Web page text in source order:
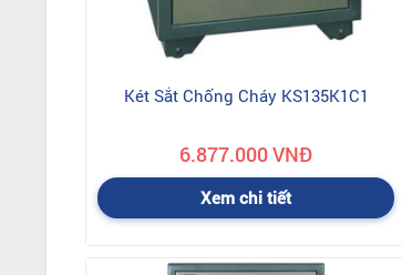
Két Sắt Chống Cháy KS135K1C1
6.877.000 VNĐ
Xem chi tiết